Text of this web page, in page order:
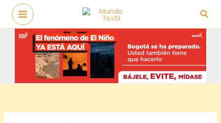
contenido